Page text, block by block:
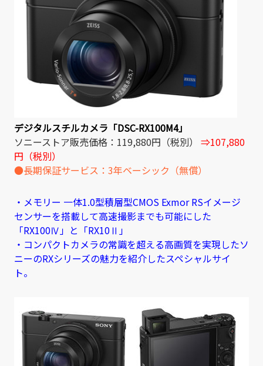
デジタルスチルカメラ「DSC-RX100M4」
ソニーストア販売価格：119,880円（税別） ⇒107,880
円（税別）
●長期保証サービス：3年ベーシック（無償）
・メモリー 一体1.0型積層型CMOS Exmor RSイメージ
センサーを搭載して高速撮影までも可能にした
「RX100Ⅳ」と「RX10Ⅱ」
・コンパクトカメラの常識を超える高画質を実現したソ
ニーのRXシリーズの魅力を紹介したスペシャルサイ
ト。